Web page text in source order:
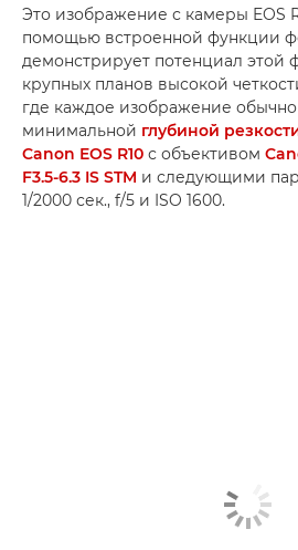
Это изображение с камеры EOS
помощью встроенной функции
демонстрирует потенциал этой
крупных планов высокой
где каждое изображение обычно
минимальной глубиной
Canon EOS R10 с объективом
F3.5-6.3 IS STM и следующими
1/2000 сек., f/5 и ISO 1600.